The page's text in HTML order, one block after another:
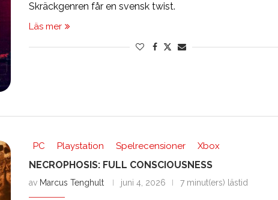
Skräckgenren får en svensk twist.
Läs mer
PC Playstation Spelrecensioner Xbox
NECROPHOSIS: FULL CONSCIOUSNESS
av Marcus Tenghult juni 4, 2026 7 minut(ers) lästid